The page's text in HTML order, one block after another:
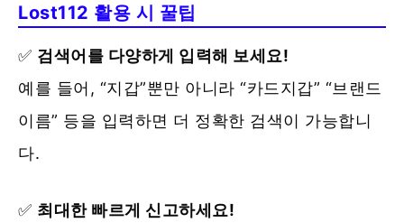
Lost112 활용 시 꿀팁
✅ 검색어를 다양하게 입력해 보세요!
예를 들어, “지갑”뿐만 아니라 “카드지갑” “브랜드
이름” 등을 입력하면 더 정확한 검색이 가능합니
다.
✅ 최대한 빠르게 신고하세요!